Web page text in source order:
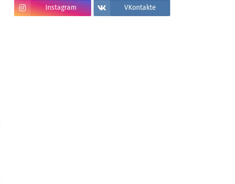
Instagram VKontakte